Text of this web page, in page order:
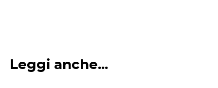
Leggi anche...